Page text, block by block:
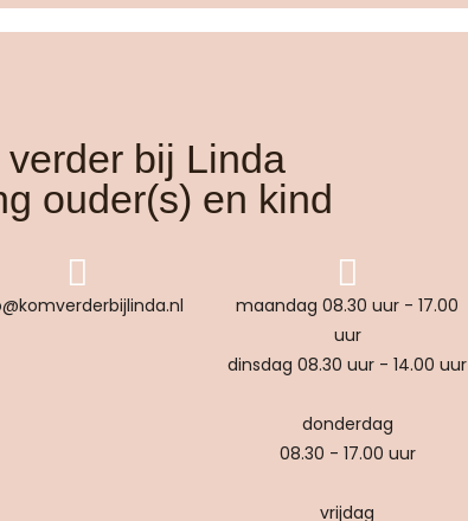
verder bij Linda
ouder(s) en kind
maandag 08.30 uur - 17.00
uur
dinsdag 08.30 uur - 14.00 uur
donderdag
08.30 - 17.00 uur
vrijdag